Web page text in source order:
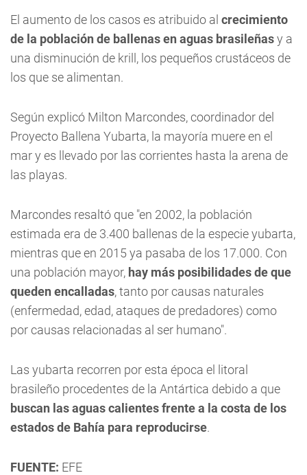
El aumento de los casos es atribuido al crecimiento
de la población de ballenas en aguas brasileñasy a
una disminución de krill, los pequeños crustáceos de
los que se alimentan.
Según explicó Milton Marcondes, coordinador del
Proyecto Ballena Yubarta, la mayoría muere en el
mar y es llevado por las corrientes hasta la arena de
las playas.
Marcondes resaltó que "en 2002, la población
estimada era de 3.400 ballenas de la especie yubarta,
mientras que en 2015 ya pasaba de los 17.000. Con
una población mayor, hay más posibilidades de que
queden encalladas, tanto por causas naturales
(enfermedad, edad, ataques de predadores) como
por causas relacionadas al ser humano".
Las yubarta recorren por esta época el litoral
brasileño procedentes de la Antártica debido a que
buscan las aguas calientes frente a la costa de los
estados de Bahía para reproducirse.
FUENTE: EFE